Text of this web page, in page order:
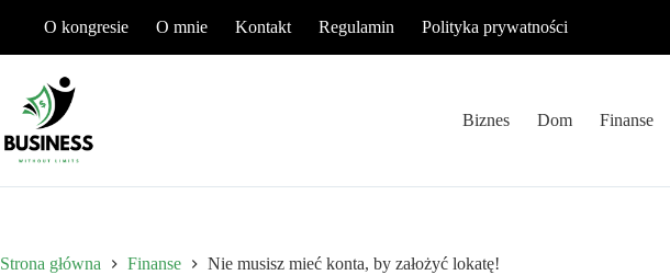
O kongresie O mnie Kontakt Regulamin Polityka prywatności
Biznes Dom Finanse
Strona główna Finanse Nie musisz mieć konta, by założyć lokatę!